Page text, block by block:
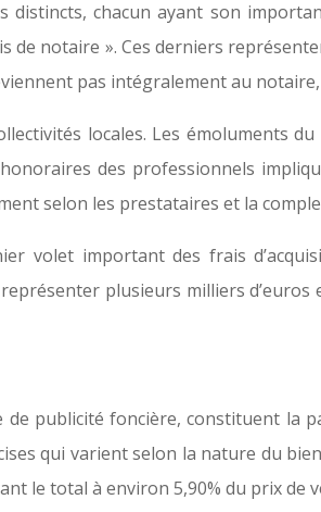
chacun ayant son
notaire ». Ces derniers
pas intégralement au
locales. Les émoluments
des professionnels
selon les prestataires et la
volet important des frais
plusieurs milliers
publicité foncière, constituent la
qui varient selon la nature du
le total à environ 5,90% du prix de